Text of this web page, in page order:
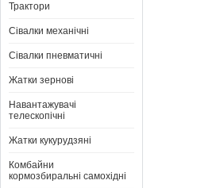
Трактори
Сівалки механічні
Сівалки пневматичні
Жатки зернові
Навантажувачі
телескопічні
Жатки кукурудзяні
Комбайни
кормозбиральні самохідні